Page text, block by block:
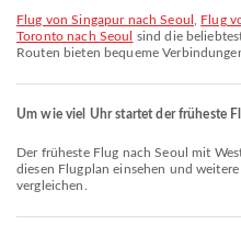
Flug von Singapur nach Seoul Flug
Toronto nach Seoul
sind die
Routen bieten bequeme
Um wie viel Uhr startet der früheste
Der früheste Flug nach Seoul mit WestJet startet um 00:45. Sie können
diesen Flugplan einsehen und
vergleichen.